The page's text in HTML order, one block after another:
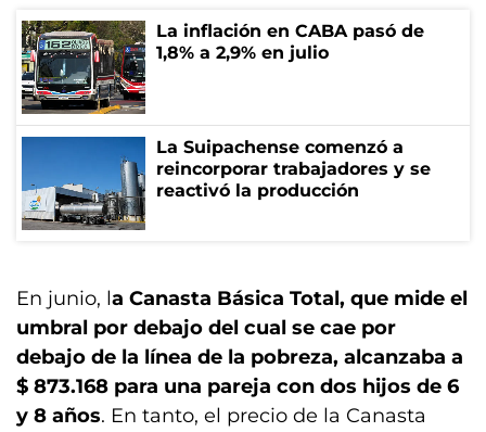
La inflación en CABA pasó de
1,8% a 2,9% en julio
La Suipachense comenzó a
reincorporar trabajadores y se
reactivó la producción
En junio, la Canasta Básica Total, que mide el
umbral por debajo del cual se cae por
debajo de la línea de la pobreza, alcanzaba a
$ 873.168 para una pareja con dos hijos de 6
y 8 años. En tanto, el precio de la Canasta